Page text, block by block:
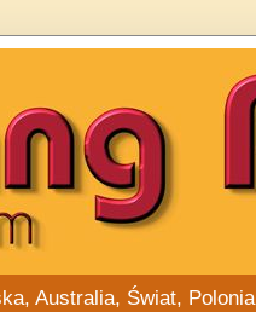
Australia, Świat, Polonia